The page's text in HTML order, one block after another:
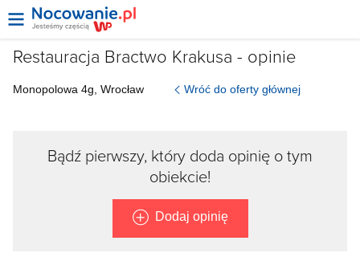
Restauracja Bractwo Krakusa - opinie
Monopolowa 4g, Wrocław Wróć do oferty głównej
Bądź pierwszy, który doda opinię o tym
obiekcie!
Dodaj opinię